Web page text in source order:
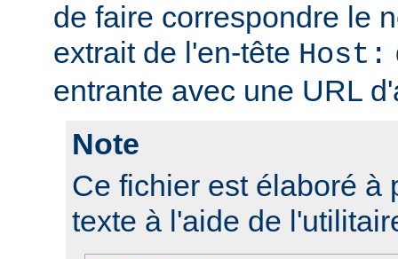
de faire correspondre le
extrait de l'en-tête Host:
entrante avec une URL
Note
Ce fichier est élaboré à
texte à l'aide de